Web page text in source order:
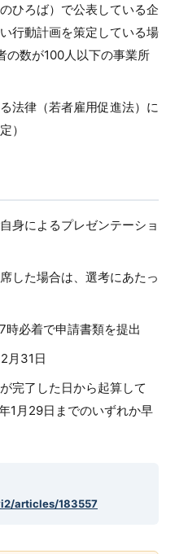
ひろば）で公表している企
行動計画を策定している場
の数が100人以下の事業所
法律（若者雇用促進法）に
）
身によるプレゼンテーショ
した場合は、選考にあたっ
必着で申請書類を提出
月31日
完了した日から起算して
1月29日までのいずれか早
articles/183557